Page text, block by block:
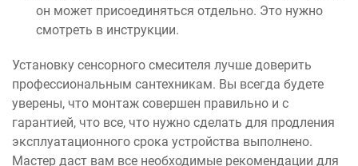
он может присоединяться отдельно. Это нужно
смотреть в инструкции.
Установку сенсорного смесителя лучше доверить
профессиональным сантехникам. Вы всегда будете
уверены, что монтаж совершен правильно и с
гарантией, что все, что нужно сделать для продления
эксплуатационного срока устройства выполнено.
Мастер даст вам все необходимые рекомендации для